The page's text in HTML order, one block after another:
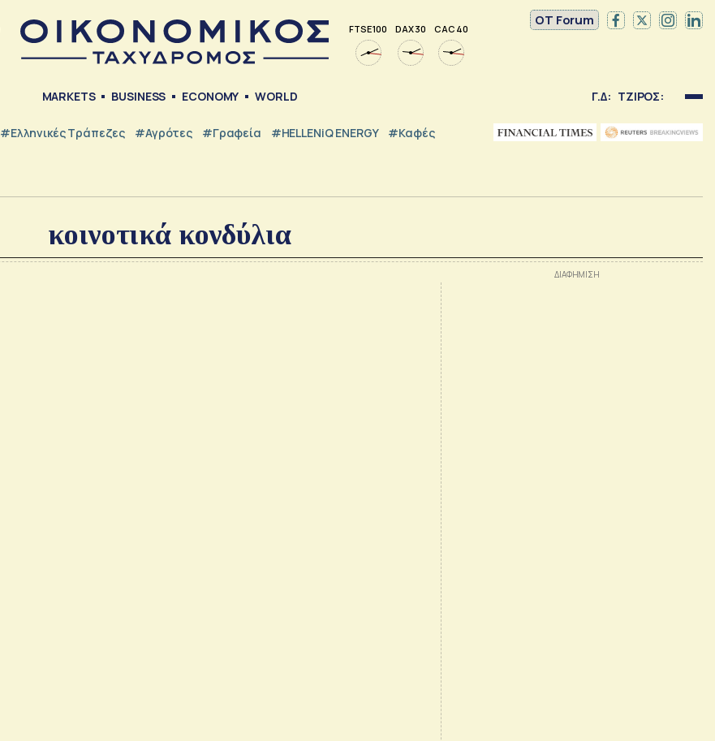
FTSE 100 DAX 30 CAC 40
OT Forum
MARKETS BUSINESS ECONOMY WORLD Γ.Δ: ΤΖΙΡΟΣ:
#ελληνικές Τράπεζες #Αγρότες #Γραφεία #HELLENiQ ENERGY #καφές
κοινοτικά κονδύλια